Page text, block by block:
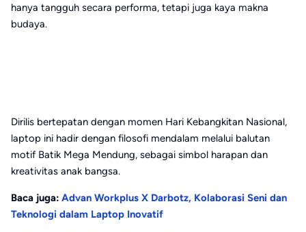
hanya tangguh secara performa, tetapi juga kaya makna
budaya.
Dirilis bertepatan dengan momen Hari Kebangkitan Nasional,
laptop ini hadir dengan filosofi mendalam melalui balutan
motif Batik Mega Mendung, sebagai simbol harapan dan
kreativitas anak bangsa.
Baca juga: Advan Workplus X Darbotz, Kolaborasi Seni dan
Teknologi dalam Laptop Inovatif